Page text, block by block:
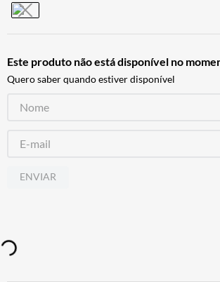
Este produto não está disponível no
Quero saber quando estiver disponível
ENVIAR